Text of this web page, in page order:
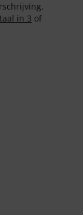
in 3 of